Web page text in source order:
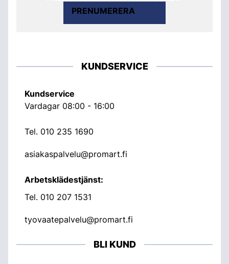
PRENUMERERA
KUNDSERVICE
Kundservice
Vardagar 08:00 - 16:00
Tel. 010 235 1690
asiakaspalvelu@promart.fi
Arbetsklädestjänst:
Tel. 010 207 1531
tyovaatepalvelu@promart.fi
BLI KUND